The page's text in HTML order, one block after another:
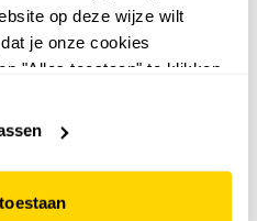
op deze wijze wilt
je onze cookies
"Alles toestaan" te klikken.